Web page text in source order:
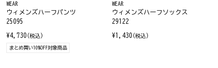
WEAR
ウィメンズハーフパンツ
25095
¥4,730 (税込)
まとめ買い10%OFF対象商品
WEAR
ウィメンズハーフソックス
29122
¥1,430 (税込)